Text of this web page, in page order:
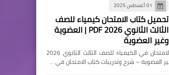
01 أغسطس 2025
تحميل كتاب الامتحان كيمياء للصف
الثالث الثانوي 2026 PDF | العضوية
وغير العضوية
📘 تحميل كتاب الامتحان في الكيمياء للصف الثالث الثانوي 2026